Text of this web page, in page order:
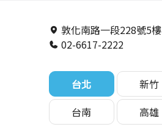
台北 新竹
台南
高雄
02-6617-2222
敦化南路一段228號5樓